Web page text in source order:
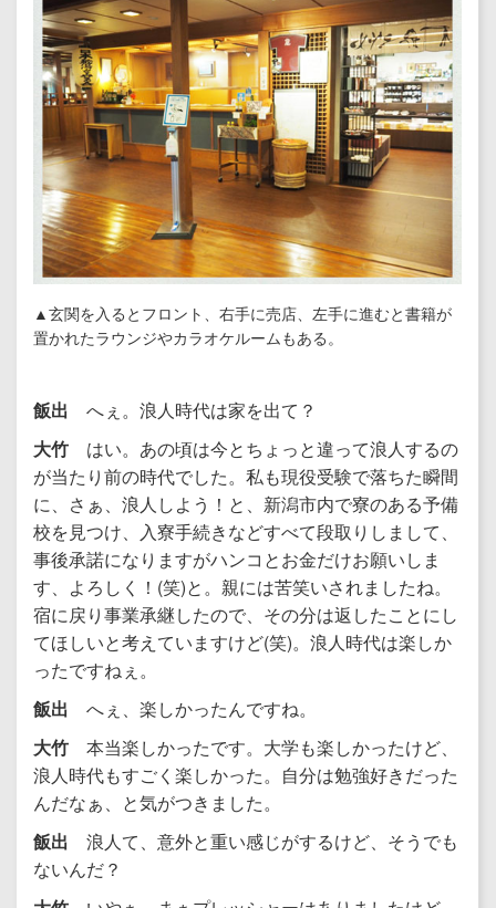
▲玄関を入るとフロント、右手に売店、左手に進むと書籍が
置かれたラウンジやカラオケルームもある。
飯出 へぇ。浪人時代は家を出て？
大竹 はい。あの頃は今とちょっと違って浪人するの
が当たり前の時代でした。私も現役受験で落ちた瞬間
に、さぁ、浪人しよう！と、新潟市内で寮のある予備
校を見つけ、入寮手続きなどすべて段取りしまして、
事後承諾になりますがハンコとお金だけお願いしま
す、よろしく！(笑)と。親には苦笑いされましたね。
宿に戻り事業承継したので、その分は返したことにし
てほしいと考えていますけど(笑)。浪人時代は楽しか
ったですねぇ。
飯出 へぇ、楽しかったんですね。
大竹 本当楽しかったです。大学も楽しかったけど、
浪人時代もすごく楽しかった。自分は勉強好きだった
んだなぁ、と気がつきました。
飯出 浪人て、意外と重い感じがするけど、そうでも
ないんだ？